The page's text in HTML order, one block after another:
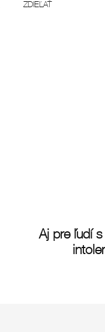
ZDIEĽAŤ
Aj pre ľudí